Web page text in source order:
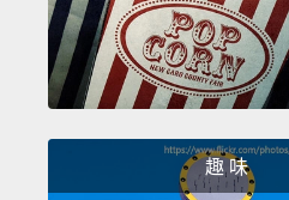
趣 味